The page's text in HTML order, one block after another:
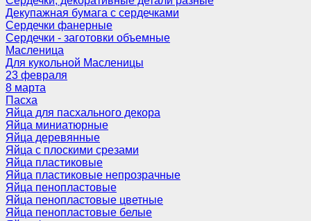
Декупажная бумага с сердечками
Сердечки фанерные
Сердечки - заготовки объемные
Масленица
Для кукольной Масленицы
23 февраля
8 марта
Пасха
Яйца для пасхального декора
Яйца миниатюрные
Яйца деревянные
Яйца с плоскими срезами
Яйца пластиковые
Яйца пластиковые непрозрачные
Яйца пенопластовые
Яйца пенопластовые цветные
Яйца пенопластовые белые